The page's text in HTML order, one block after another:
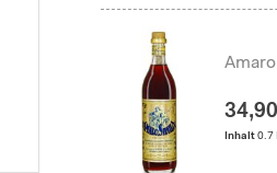
Inhalt 0.7